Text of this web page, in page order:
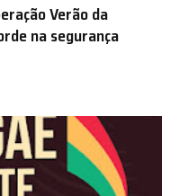
Verão da
na segurança